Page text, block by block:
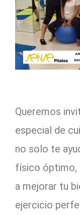
Queremos
especial de
no solo te
físico óptimo,
a mejorar tu
ejercicio